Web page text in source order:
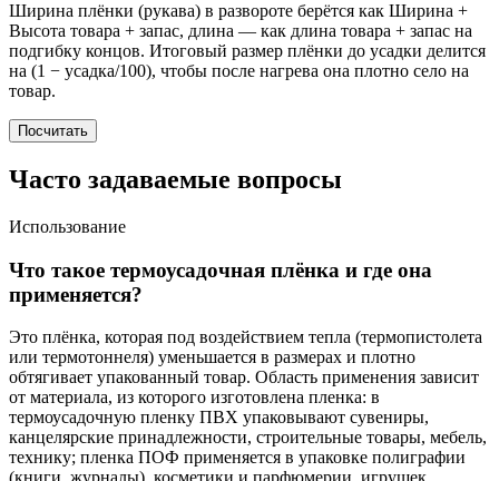
Ширина плёнки (рукава) в развороте берётся как Ширина +
Высота товара + запас, длина — как длина товара + запас на
подгибку концов. Итоговый размер плёнки до усадки делится
на (1 − усадка/100), чтобы после нагрева она плотно село на
товар.
Посчитать
Часто задаваемые вопросы
Использование
Что такое термоусадочная плёнка и где она
применяется?
Это плёнка, которая под воздействием тепла (термопистолета
или термотоннеля) уменьшается в размерах и плотно
обтягивает упакованный товар. Область применения зависит
от материала, из которого изготовлена пленка: в
термоусадочную пленку ПВХ упаковывают сувениры,
канцелярские принадлежности, строительные товары, мебель,
технику; пленка ПОФ применяется в упаковке полиграфии